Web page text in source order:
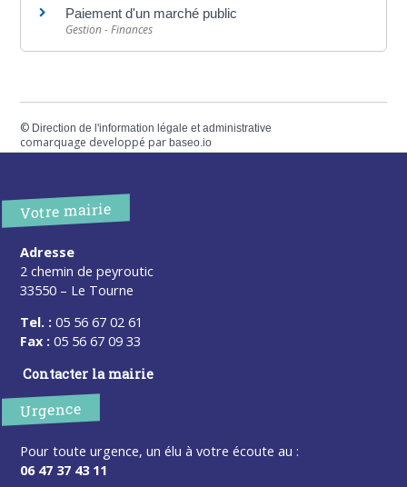
Paiement d'un marché public
Gestion - Finances
© Direction de l'information légale et administrative
comarquage developpé parbaseo.io
Votre mairie
Adresse
2 chemin de peyroutic
33550 – Le Tourne
Tel. : 05 56 67 02 61
Fax : 05 56 67 09 33
Contacter la mairie
Urgence
Pour toute urgence, un élu à votre écoute au :
06 47 37 43 11